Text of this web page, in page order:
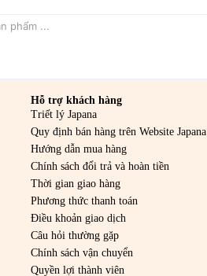
Hỗ trợ khách hàng
Triết lý Japana
Quy định bán hàng trên Website Japana
Hướng dẫn mua hàng
Chính sách đổi trả và hoàn tiền
Thời gian giao hàng
Phương thức thanh toán
Điều khoản giao dịch
Câu hỏi thường gặp
Chính sách vận chuyển
Quyền lợi thành viên